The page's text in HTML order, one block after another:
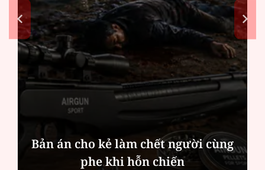
Bản án cho kẻ làm chết người cùng
phe khi hỗn chiến